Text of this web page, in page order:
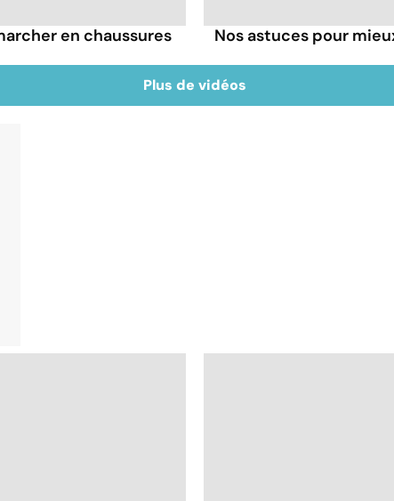
en chaussures
Nos astuces pour
Plus de vidéos